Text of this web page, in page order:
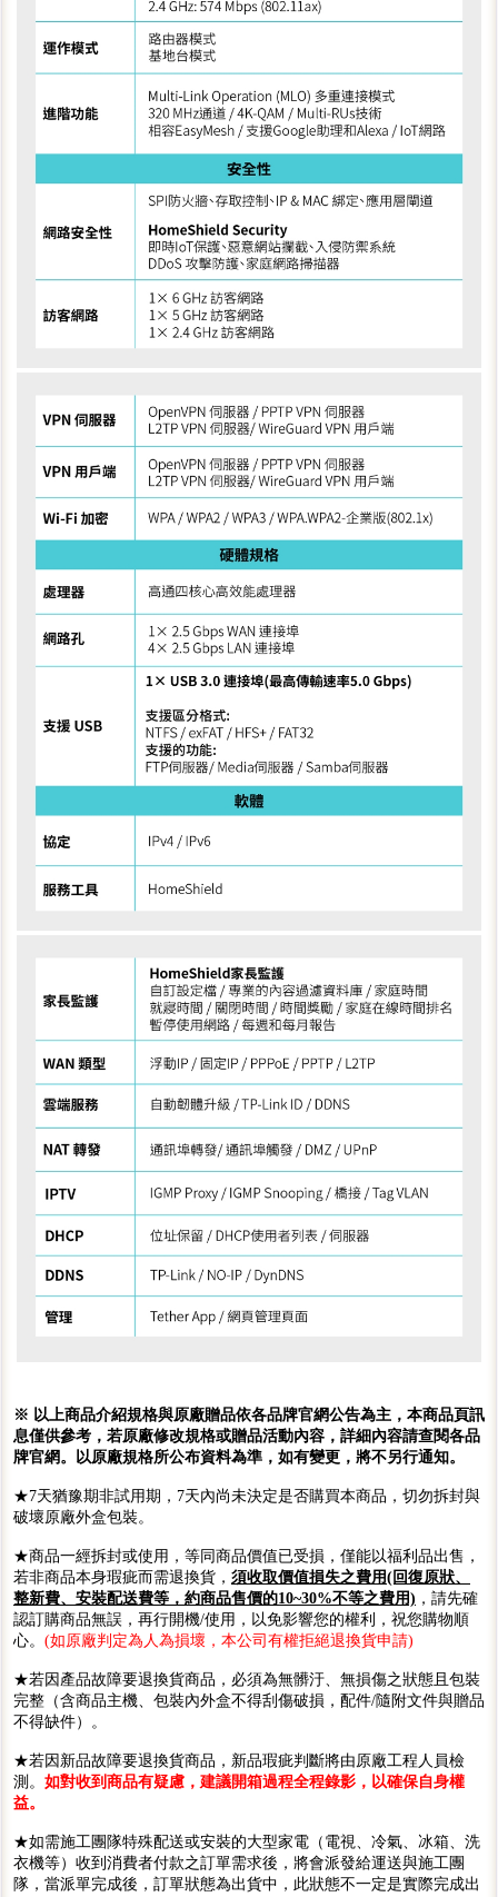
※ 以上商品介紹規格與原廠贈品依各品牌官網公告為主，本商品頁訊
息僅供參考，若原廠修改規格或贈品活動內容，詳細內容請查閱各品
牌官網。以原廠規格所公布資料為準，如有變更，將不另行通知。
★7天猶豫期非試用期，7天內尚未決定是否購買本商品，切勿拆封與
破壞原廠外盒包裝。
★商品一經拆封或使用，等同商品價值已受損，僅能以福利品出售，
若非商品本身瑕疵而需退換貨， 須收取價值損失之費用(回復原狀、
整新費、安裝配送費等，約商品售價的10~30%不等之費用) ，請先確
認訂購商品無誤，再行開機/使用，以免影響您的權利，祝您購物順
心。 (如原廠判定為人為損壞，本公司有權拒絕退換貨申請)
★若因產品故障要退換貨商品，必須為無髒汙、無損傷之狀態且包裝
完整（含商品主機、包裝內外盒不得刮傷破損，配件/隨附文件與贈品
不得缺件）。
★若因新品故障要退換貨商品，新品瑕疵判斷將由原廠工程人員檢
測。 如對收到商品有疑慮，建議開箱過程全程錄影，以確保自身權
益。
★如需施工團隊特殊配送或安裝的大型家電（電視、冷氣、冰箱、洗
衣機等）收到消費者付款之訂單需求後，將會派發給運送與施工團
隊，當派單完成後，訂單狀態為出貨中，此狀態不一定是實際完成出